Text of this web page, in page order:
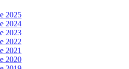
2025
2024
2023
2022
2021
2020